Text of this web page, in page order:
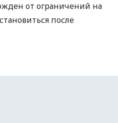
от ограничений на
после